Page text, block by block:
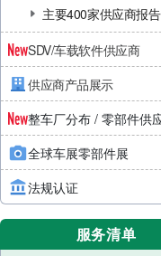
主要400家供应商报告
SDV/车载软件供应商
供应商产品展示
整车厂分布 / 零部件供
全球车展零部件展
法规认证
服务清单